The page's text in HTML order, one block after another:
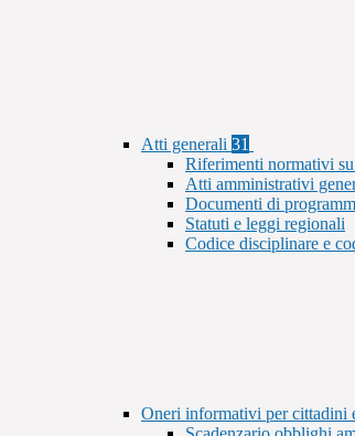
Atti generali 31
Riferimenti normativi
Atti amministrativi
Documenti di
Statuti e leggi regionali
Codice disciplinare e
Oneri informativi per cittadini